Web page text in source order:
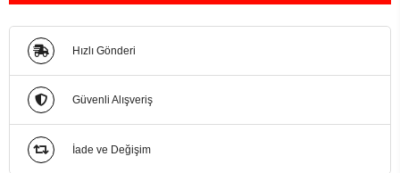
Hızlı Gönderi
Güvenli Alışveriş
İade ve Değişim